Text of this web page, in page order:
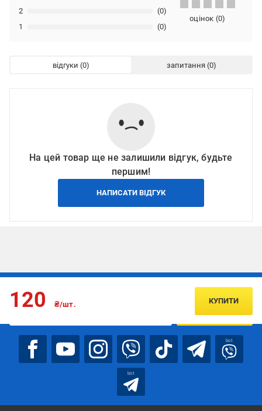
1 (0)
2 (0)
оцінок (0)
відгуки запитання
На цей товар ще не залишили відгук, будьте
першим!
НАПИСАТИ ВІДГУК
120 ₴/шт. КУПИТИ
Підписуйтесь, щоб дізнаватись першим про акції та пропозиції
ПІДПИСАТИСЯ
bot
bot